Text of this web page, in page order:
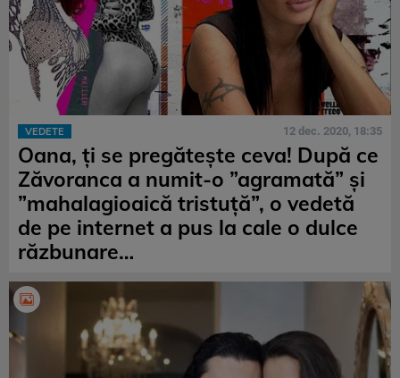
VEDETE 12 dec. 2020, 18:35
Oana, ți se pregătește ceva! După ce
Zăvoranca a numit-o ”agramată” și
”mahalagioaică tristuță”, o vedetă
de pe internet a pus la cale o dulce
răzbunare…